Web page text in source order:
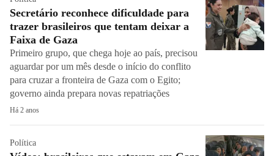
Secretário reconhece dificuldade para
trazer brasileiros que tentam deixar a
Faixa de Gaza
Primeiro grupo, que chega hoje ao país, precisou
aguardar por um mês desde o início do conflito
para cruzar a fronteira de Gaza com o Egito;
governo ainda prepara novas repatriações
Há 2 anos
Política